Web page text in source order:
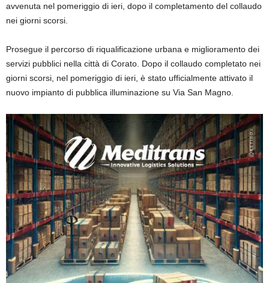
avvenuta nel pomeriggio di ieri, dopo il completamento del collaudo
nei giorni scorsi.
Prosegue il percorso di riqualificazione urbana e miglioramento dei
servizi pubblici nella città di Corato. Dopo il collaudo completato nei
giorni scorsi, nel pomeriggio di ieri, è stato ufficialmente attivato il
nuovo impianto di pubblica illuminazione su Via San Magno.